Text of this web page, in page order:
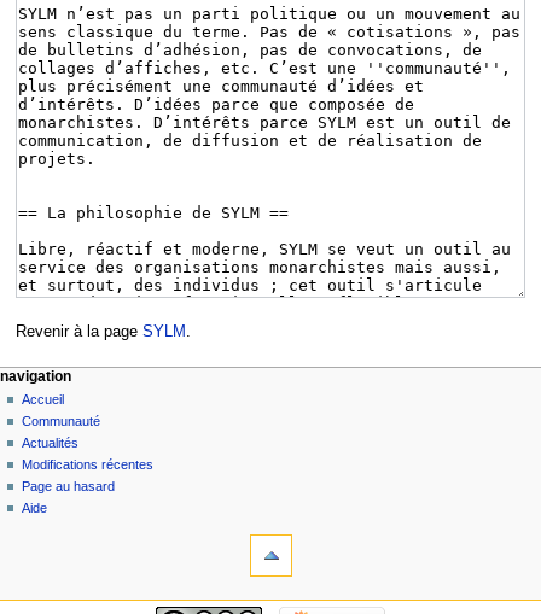
Revenir à la page SYLM
navigation
Accueil
Communauté
Actualités
Modifications récentes
Page au hasard
Aide